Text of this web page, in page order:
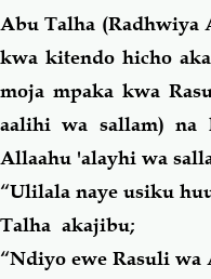
Abu Talha (Radhwiya
kwa kitendo hicho
moja mpaka kwa
aalihi wa sallam) na
Allaahu 'alayhi wa
“Ulilala naye usiku
Talha akajibu;
“Ndiyo ewe Rasuli wa